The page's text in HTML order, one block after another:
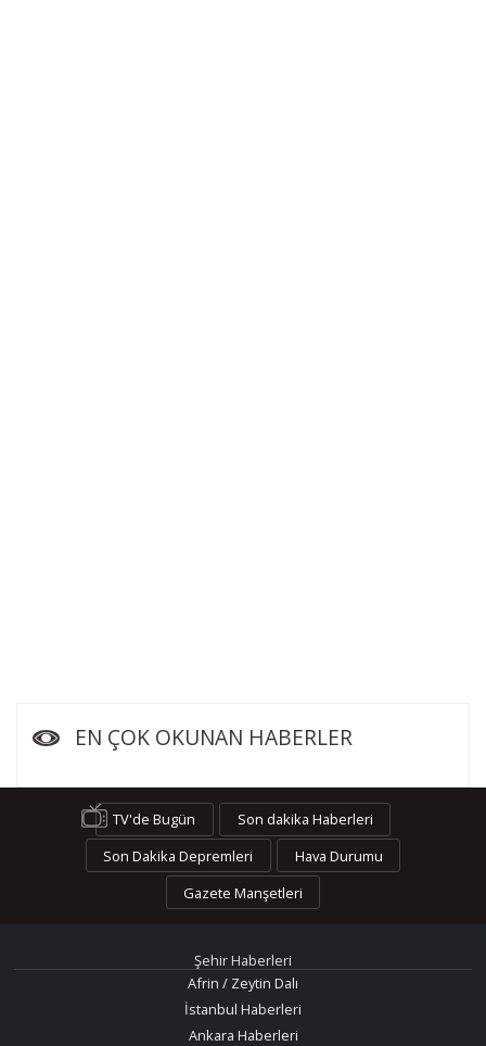
EN ÇOK OKUNAN HABERLER
TV'de Bugün
Son dakika Haberleri
Son Dakika Depremleri
Hava Durumu
Gazete Manşetleri
Şehir Haberleri
Afrin / Zeytin Dalı
İstanbul Haberleri
Ankara Haberleri